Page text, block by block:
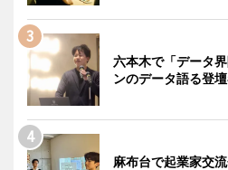
六本木で「データ
ンのデータ語る登
麻布台で起業家交